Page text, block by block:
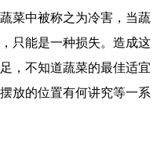
菜中被称之为冷害，当蔬
只能是一种损失。造成这
，不知道蔬菜的最佳适宜
放的位置有何讲究等一系